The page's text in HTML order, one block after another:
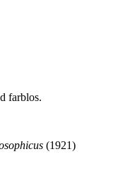
farblos.
(1921)